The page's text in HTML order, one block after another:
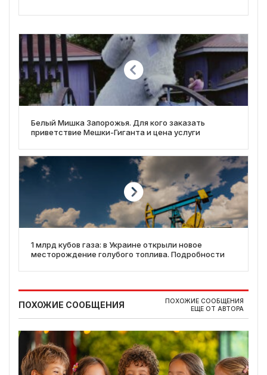
Белый Мишка Запорожья. Для кого заказать
приветствие Мешки-Гиганта и цена услуги
1 млрд кубов газа: в Украине открыли новое
месторождение голубого топлива. Подробности
ПОХОЖИЕ СООБЩЕНИЯ
ПОХОЖИЕ СООБЩЕНИЯ
ЕЩЕ ОТ АВТОРА